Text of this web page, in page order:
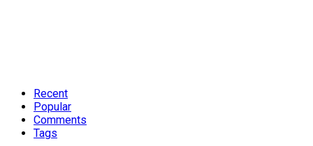
Recent
Popular
Comments
Tags